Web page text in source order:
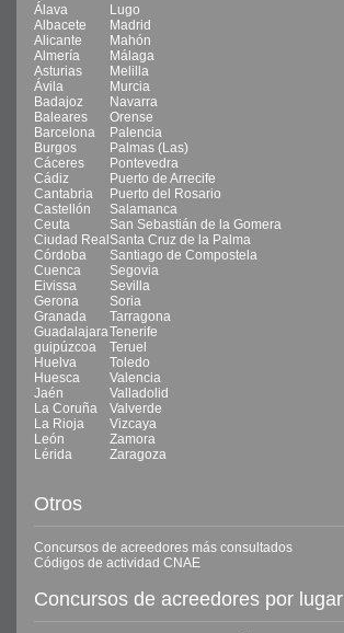
Álava
Lugo
Albacete
Madrid
Alicante
Mahón
Almería
Málaga
Asturias
Melilla
Ávila
Murcia
Badajoz
Navarra
Baleares
Orense
Barcelona
Palencia
Burgos
Palmas (Las)
Cáceres
Pontevedra
Cádiz
Puerto de Arrecife
Cantabria
Puerto del Rosario
Castellón
Salamanca
Ceuta
San Sebastián de la Gomera
Ciudad Real Santa Cruz de la Palma
Córdoba
Santiago de Compostela
Cuenca
Segovia
Eivissa
Sevilla
Gerona
Soria
Granada
Tarragona
GuadalajaraTenerife
guipúzcoa
Teruel
Huelva
Toledo
Huesca
Valencia
Jaén
Valladolid
La Coruña
Valverde
La Rioja
Vizcaya
León
Zamora
Lérida
Zaragoza
Otros
Concursos de acreedores más consultados
Códigos de actividad CNAE
Concursos de acreedores por lugar